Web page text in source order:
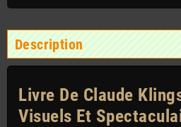
Description
Livre De Claude
Visuels Et